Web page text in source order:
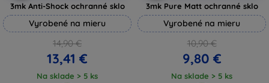
3mk Anti-Shock ochranné sklo
Vyrobené na mieru
14,90 €
13,41 €
Na sklade > 5 ks
3mk Pure Matt ochranné sklo
Vyrobené na mieru
10,90 €
9,80 €
Na sklade > 5 ks